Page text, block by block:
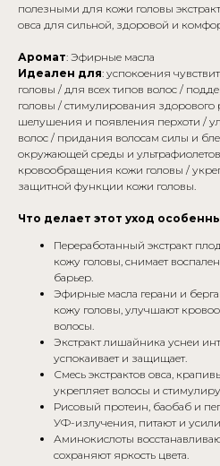
полезными для кожи головы
овса для сильной, здоровой и
Аромат: Эфирные масла
Идеален для: успокоения
головы / для всех типов волос /
головы / стимулирования здорового
шелушения и появления перхоти /
волос / придания волосам силы и
окружающей среды и
кровообращения кожи головы /
защитной функции кожи головы.
Что делает этот уход
Переработанный экстракт
кожу головы, снимает
барьер.
Эфирные масла герани и
кожу головы, улучшают
волосы.
Экстракт лишайника уснеи
успокаивает и защищает.
Смесь экстрактов овса,
укрепляет волосы и
Рисовый протеин, баобаб и
УФ-излучения, питают и
Аминокислоты
сохраняют яркость цвета.